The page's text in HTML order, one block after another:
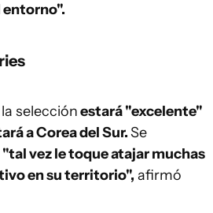
entorno".
selecciónestará "excelente"
a Corea del Sur.Se
"tal vez le toque atajar muchas
en su territorio", afirmó